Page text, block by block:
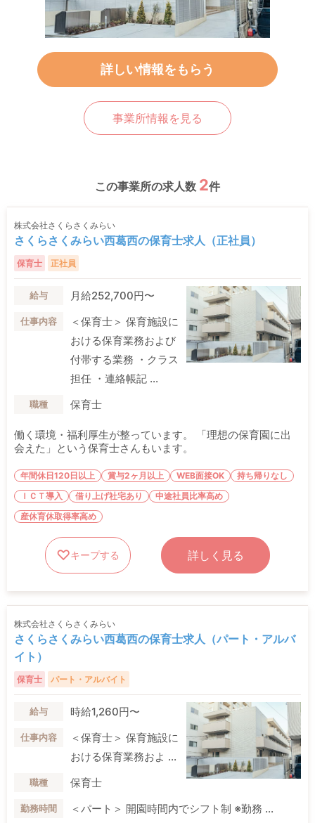
詳しい情報をもらう
事業所情報を見る
この事業所の求人数 2件
株式会社さくらさくみらい
さくらさくみらい西葛西の保育士求人（正社員）
保育士 正社員
給与 月給252,700円〜
仕事内容
＜保育士＞ 保育施設に
おける保育業務および
付帯する業務 ・クラス
担任 ・連絡帳記 ...
職種 保育士
働く環境・福利厚生が整っています。 「理想の保育園に出
会えた」という保育士さんもいます。
年間休日120日以上 賞与2ヶ月以上 WEB面接OK
持ち帰りなし
ＩＣＴ導入
借り上げ社宅あり
中途社員比率高め
産休育休取得率高め
キープする 詳しく見る
株式会社さくらさくみらい
さくらさくみらい西葛西の保育士求人（パート・アルバ
イト）
保育士 パート・アルバイト
給与 時給1,260円〜
仕事内容
＜保育士＞ 保育施設に
おける保育業務およ ...
職種 保育士
勤務時間 ＜パート＞ 開園時間内でシフト制 ※勤務 ...